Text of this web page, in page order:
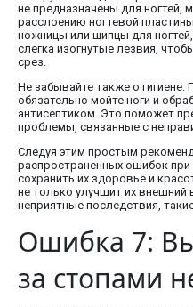
не предназначены для ногтей,
расслоению ногтевой
ножницы или щипцы для
слегка изогнутые лезвия,
срез.
Не забывайте также о гигиене.
обязательно мойте ноги и
антисептиком. Это поможет
проблемы, связанные с
Следуя этим простым
распространенных ошибок при
сохранить их здоровье и
не только улучшит их
неприятные последствия,
Ошибка 7:
за стопами